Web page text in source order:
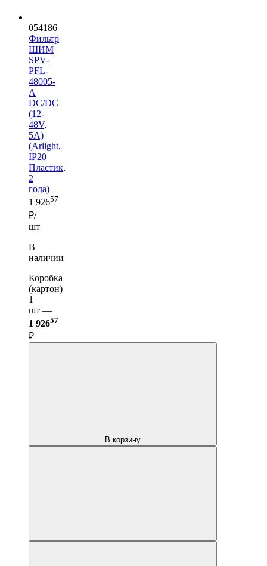
054186
Фильтр
ШИМ
SPV-
PFL-
48005-
A
DC/DC
(12-
48V,
5A)
(Arlight,
IP20
Пластик,
2
года)
1 92657
₽/
шт
В
наличии
Коробка
(картон)
1
шт —
1 92657
₽
В корзину